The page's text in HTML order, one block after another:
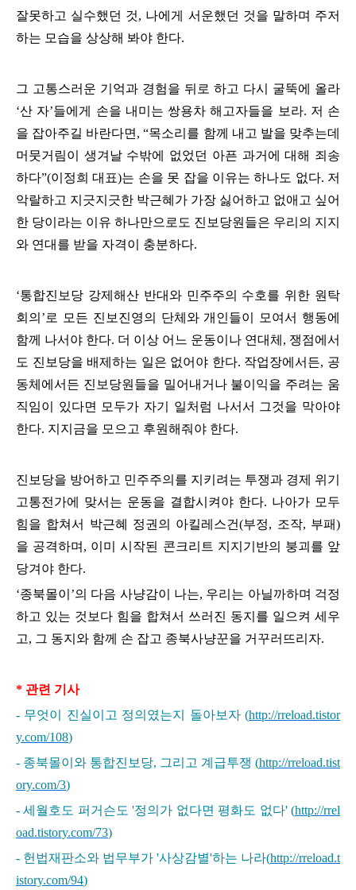
잘못하고 실수했던 것, 나에게 서운했던 것을 말하며 주저
하는 모습을 상상해 봐야 한다.
그 고통스러운 기억과 경험을 뒤로 하고 다시 굴뚝에 올라
‘산 자’들에게 손을 내미는 쌍용차 해고자들을 보라. 저 손
을 잡아주길 바란다면,“목소리를 함께 내고 발을 맞추는데
머뭇거림이 생겨날 수밖에 없었던 아픈 과거에 대해 죄송
하다”(이정희 대표)는 손을 못 잡을 이유는 하나도 없다. 저
악랄하고 지긋지긋한 박근혜가 가장 싫어하고 없애고 싶어
한 당이라는 이유 하나만으로도 진보당원들은 우리의 지지
와 연대를 받을 자격이 충분하다.
‘통합진보당 강제해산 반대와 민주주의 수호를 위한 원탁
회의 ’로 모든 진보진영의 단체와 개인들이 모여서 행동에
함께 나서야 한다. 더 이상 어느 운동이나 연대체 , 쟁점에서
도 진보당을 배제하는 일은 없어야 한다. 작업장에서든, 공
동체에서든 진보당원들을 밀어내거나 불이익을 주려는 움
직임이 있다면 모두가 자기 일처럼 나서서 그것을 막아야
한다. 지지금을 모으고 후원해줘야 한다.
진보당을 방어하고 민주주의를 지키려는 투쟁과 경제 위기
고통전가에 맞서는 운동을 결합시켜야 한다. 나아가 모두
힘을 합쳐서 박근혜 정권의 아킬레스건(부정, 조작, 부패)
을 공격하며 , 이미 시작된 콘크리트 지지기반의 붕괴를 앞
당겨야 한다.
‘종북몰이 ’의 다음 사냥감이 나는, 우리는 아닐까하며 걱정
하고 있는 것보다 힘을 합쳐서 쓰러진 동지를 일으켜 세우
고, 그 동지와 함께 손 잡고 종북사냥꾼을 거꾸러뜨리자.
* 관련 기사
- 무엇이 진실이고 정의였는지 돌아보자 (http://rreload.tistor
y.com/108)
- 종북몰이와 통합진보당, 그리고 계급투쟁 (http://rreload.tist
ory.com/3)
- 세월호도 퍼거슨도 '정의가 없다면 평화도 없다' (http://rrel
oad.tistory.com/73)
- 헌법재판소와 법무부가 '사상감별'하는 나라(http://rreload.t
istory.com/94)